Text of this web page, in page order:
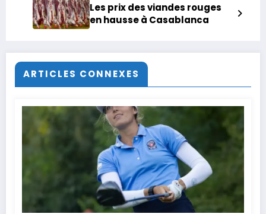
Les prix des viandes rouges
en hausse à Casablanca
ARTICLES CONNEXES